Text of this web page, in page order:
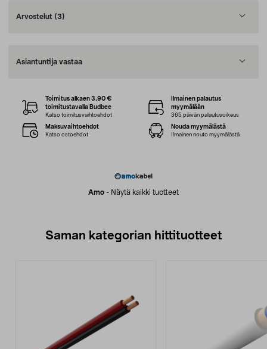
Arvostelut (3)
Asiantuntija vastaa
Amo - Näytä kaikki tuotteet
Toimitus alkaen 3,90 €
toimitustavalla Budbee
Katso toimitusvaihtoehdot
Ilmainen palautus
myymälään
365 päivän palautusoikeus
Maksuvaihtoehdot
Katso ostoehdot
Nouda myymälästä
Ilmainen nouto myymälästä
Saman kategorian hittituotteet